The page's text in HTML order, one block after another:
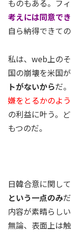
ものもある。フ
考えには同意でき
自ら納得できて
私は、web上の
国の崩壊を米国
トがないからだ
嫌をとるかのよ
の利益に叶う。
もつのだ。
日韓合意に関し
という一点のみだ
内容が素晴らし
無論、表面上は